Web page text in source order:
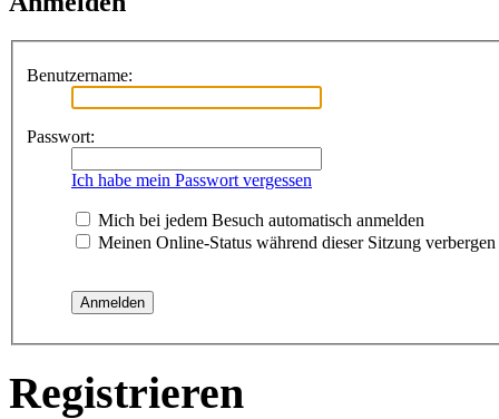
Benutzername:
Passwort:
Ich habe mein Passwort vergessen
Mich bei jedem Besuch automatisch anmelden
Meinen Online-Status während dieser Sitzung verbergen
Registrieren